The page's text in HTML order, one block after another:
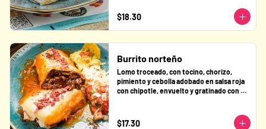
$18.30
Burrito norteño
Lomo troceado, con tocino, chorizo,
pimiento y cebolla adobado en salsa roja
con chipotle, envuelto y gratinado con
gallo.
$17.30